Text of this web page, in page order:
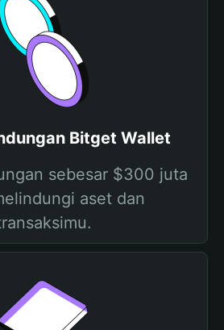
Bitget Wallet
sebesar $300 juta
aset dan